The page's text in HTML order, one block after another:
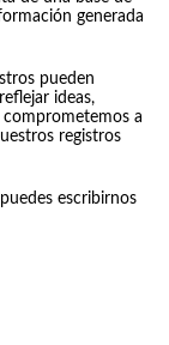
generada
pueden
ideas,
a
registros
escribirnos